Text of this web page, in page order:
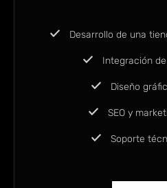
Desarrollo de una
Integración
Diseño
SEO y
Soporte